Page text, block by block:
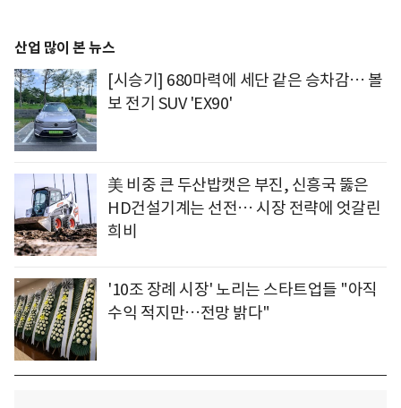
산업 많이 본 뉴스
[시승기] 680마력에 세단 같은 승차감… 볼
보 전기 SUV 'EX90'
美 비중 큰 두산밥캣은 부진, 신흥국 뚫은
HD건설기계는 선전… 시장 전략에 엇갈린
희비
'10조 장례 시장' 노리는 스타트업들 "아직
수익 적지만…전망 밝다"